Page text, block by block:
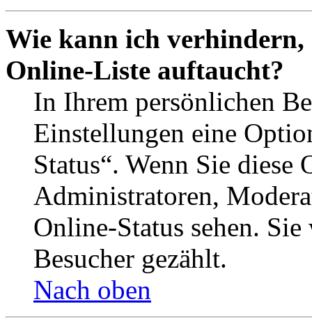
Wie kann ich verhindern,
Online-Liste auftaucht?
In Ihrem persönlichen
Einstellungen eine
Status“. Wenn Sie
Administratoren,
Online-Status sehen.
Besucher gezählt.
Nach oben